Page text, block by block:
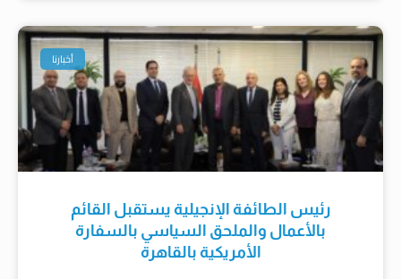
أخبارنا
رئيس الطائفة الإنجيلية يستقبل القائم
بالأعمال والملحق السياسي بالسفارة
الأمريكية بالقاهرة